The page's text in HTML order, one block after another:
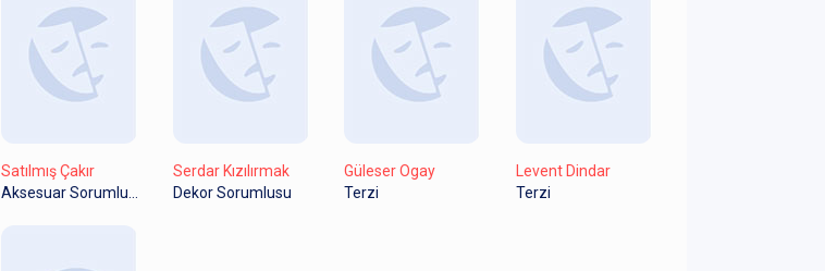
Satılmış Çakır
Serdar Kızılırmak
Dekor Sorumlusu
Güleser Ogay
Terzi
Levent Dindar
Terzi